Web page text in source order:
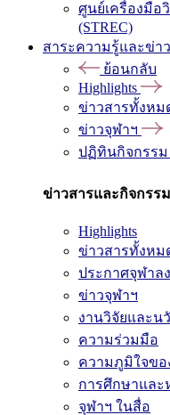
ศูนย์เครื่องมือ
(STREC)
สาระความรู้และข่า
ย้อนกลับ
Highlights
ข่าวสารทั้งหม
ข่าวจุฬาฯ
ปฏิทินกิจกรรม
ข่าวสารและกิจกรรม
Highlights
ข่าวสารทั้งหม
ประกาศจุฬาล
ข่าวจุฬาฯ
งานวิจัยและน
ความร่วมมือ
ความภูมิใจขอ
การศึกษาและ
จุฬาฯ ในสื่อ